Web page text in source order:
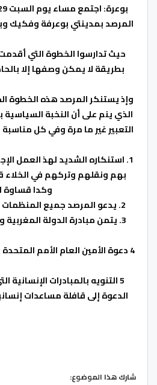
المرصد بمدينتي بوعرفة وفكيك
حيث تدارسوا الخطوة التي
بطريقة لا يمكن وصفها إلا
وإذ يستنكر المرصد هذه الخطوة
الذي ينم على أن النخبة السياسية
التعبير غير ما مرة وفي كل
1. استنكاره الشديد لهذ العمل
بهم ونقلهم وتركهم في الخلاء
وكدا قساوة
2. يدعو المرصد جميع المنظمات الدولية التي تعنى بحقوق اللاجئين استنكار هذا العمل الشنيع الذي أقدمت عليه السلطات الجزائرية.
3. يتمن مبادرة الدولة
4 دعوة الأمين العام الأمم
5 التنويه بالمبادرات
الدعوة إلى قافلة مساعدات
شارك هذا الموضوع: